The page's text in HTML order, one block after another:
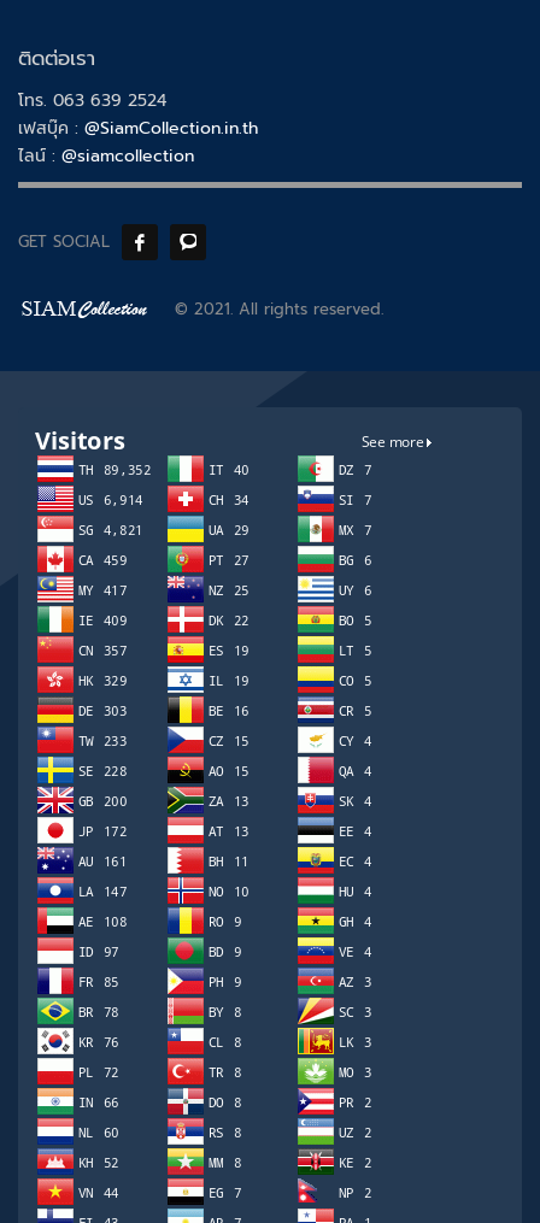
ติดต่อเรา
โทร. 063 639 2524
เฟสบุ๊ค : @SiamCollection.in.th
ไลน์ : @siamcollection
GET SOCIAL
© 2021. All rights reserved.